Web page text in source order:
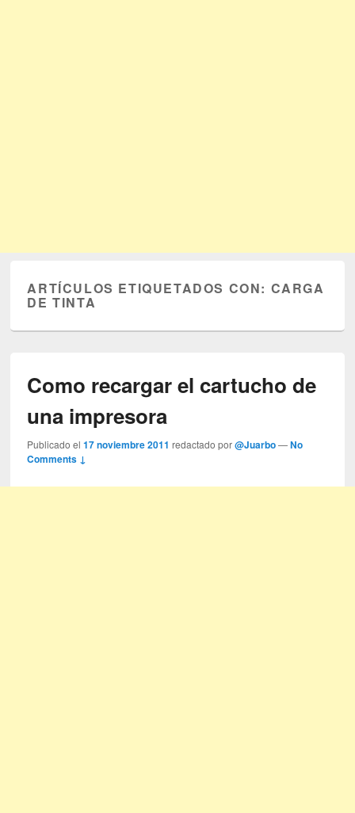
ARTÍCULOS ETIQUETADOS CON: CARGA
DE TINTA
Como recargar el cartucho de
una impresora
Publicado el17 noviembre 2011 redactado por@Juarbo —No
Comments ↓